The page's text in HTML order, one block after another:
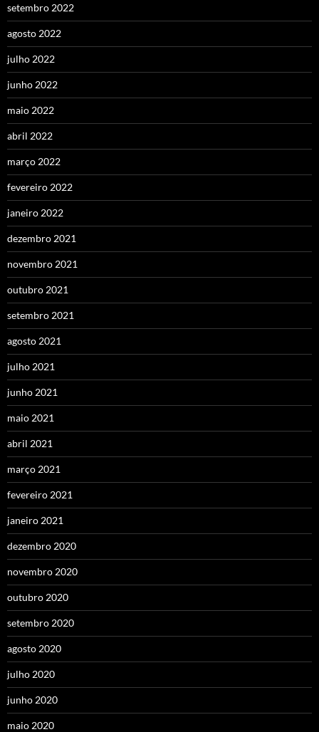
setembro 2022
agosto 2022
julho 2022
junho 2022
maio 2022
abril 2022
março 2022
fevereiro 2022
janeiro 2022
dezembro 2021
novembro 2021
outubro 2021
setembro 2021
agosto 2021
julho 2021
junho 2021
maio 2021
abril 2021
março 2021
fevereiro 2021
janeiro 2021
dezembro 2020
novembro 2020
outubro 2020
setembro 2020
agosto 2020
julho 2020
junho 2020
maio 2020